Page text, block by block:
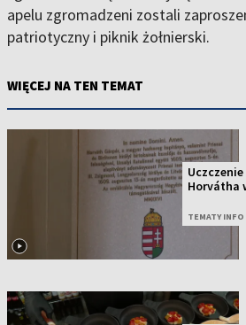
apelu zgromadzeni zostali
patriotyczny i piknik żołnierski.
WIĘCEJ NA TEN TEMAT
Horvátha
TEMATY INFO